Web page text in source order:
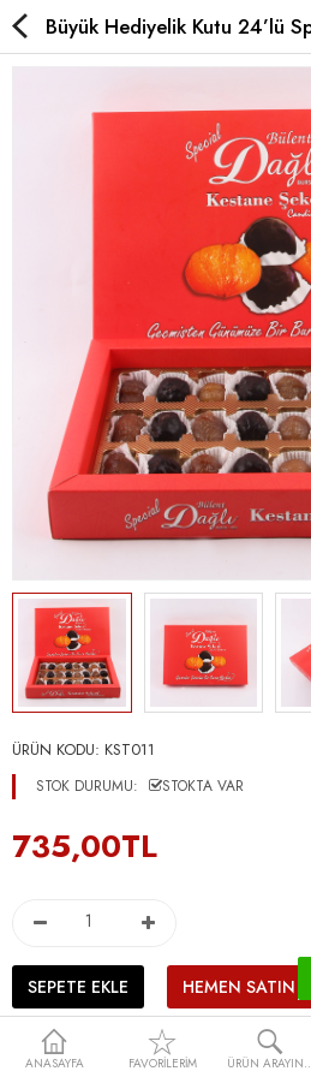
Kavanoz Kestane Şekeri
Special Kestane Şekeri
Karyokalar
Hediyelik
Yurt Dışı
ANASAYFA FAVORILERIM ÜRÜN
Büyük Hediyelik Kutu 24’lü
ÜRÜN KODU: KST011
STOK DURUMU: STOKTA VAR
735,00TL